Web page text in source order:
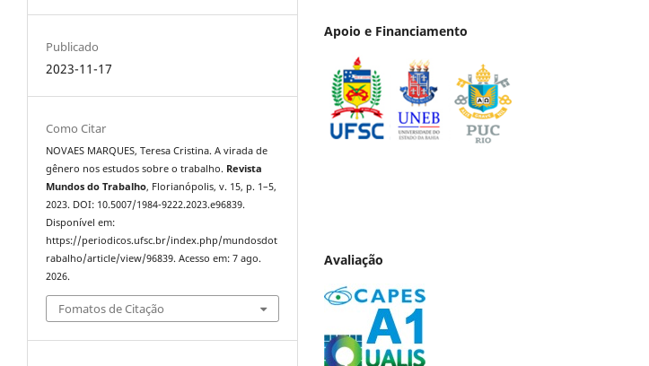
Publicado
2023-11-17
Como Citar
NOVAES MARQUES, Teresa Cristina. A virada de
gênero nos estudos sobre o trabalho. Revista
Mundos do Trabalho, Florianópolis, v. 15, p. 1–5,
2023. DOI: 10.5007/1984-9222.2023.e96839.
Disponível em:
https://periodicos.ufsc.br/index.php/mundosdot
rabalho/article/view/96839. Acesso em: 7 ago.
2026.
Fomatos de Citação
Apoio e Financiamento
Avaliação